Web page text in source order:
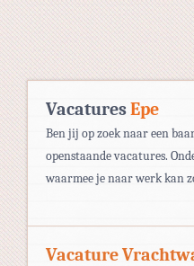
VacaturesEpe
Ben jij op zoek naar een
openstaande vacatures.
waarmee je naar werk kan
Vacature